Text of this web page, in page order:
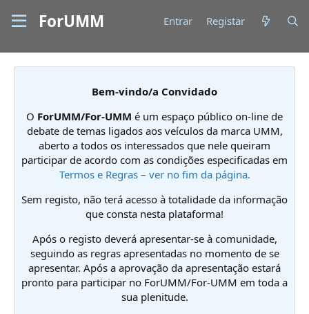
ForUMM Entrar Registar
Bem-vindo/a Convidado
O ForUMM/For-UMM é um espaço público on-line de
debate de temas ligados aos veículos da marca UMM,
aberto a todos os interessados que nele queiram
participar de acordo com as condições especificadas em
Termos e Regras – ver no fim da página.
Sem registo, não terá acesso à totalidade da informação
que consta nesta plataforma!
Após o registo deverá apresentar-se à comunidade,
seguindo as regras apresentadas no momento de se
apresentar. Após a aprovação da apresentação estará
pronto para participar no ForUMM/For-UMM em toda a
sua plenitude.